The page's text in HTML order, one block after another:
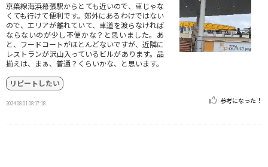
京葉線海浜幕張駅からとても近いので、車じゃな
くても行けて便利です。郊外にあるわけではない
ので、エリアが離れていて、車道を渡らなければ
ならないのが少し不便かな？と思いました。あ
と、フードコートがほとんどないですが、近隣に
レストランが沢山入っているビルがあります。品
揃えは、まぁ、普通？くらいかな、と思います。
リピートしたい
2024.08.01 08:17:18 参考になった！